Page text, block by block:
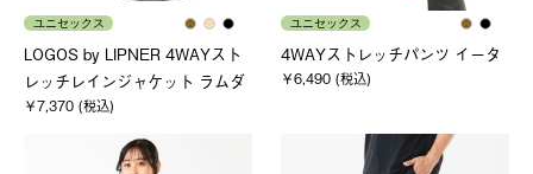
ユニセックス
LOGOS by LIPNER 4WAYスト
レッチレインジャケット ラムダ
￥7,370 (税込)
ユニセックス
4WAYストレッチパンツ イータ
￥6,490 (税込)